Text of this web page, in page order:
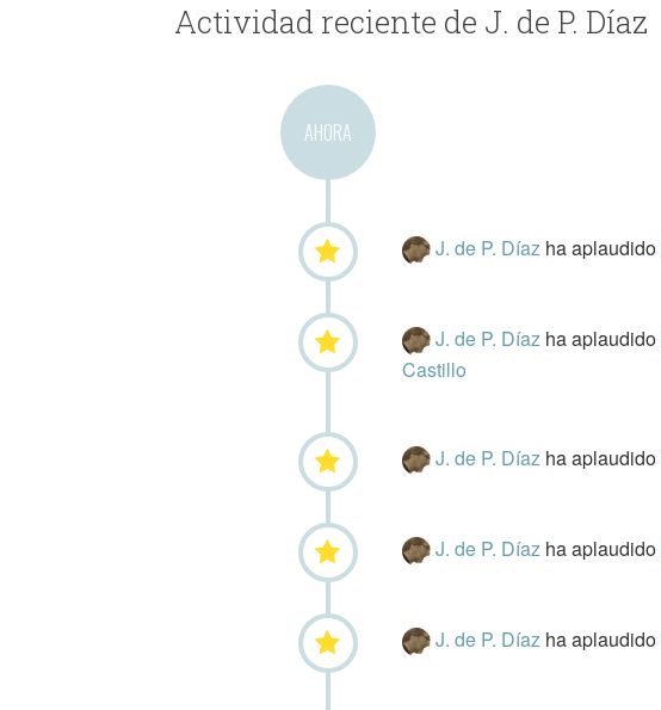
Actividad reciente de J. de P. Díaz
AHORA
J. de P. Díaz ha aplaudido
J. de P. Díaz ha aplaudido
Castillo
J. de P. Díaz ha aplaudido
J. de P. Díaz ha aplaudido
J. de P. Díaz ha aplaudido